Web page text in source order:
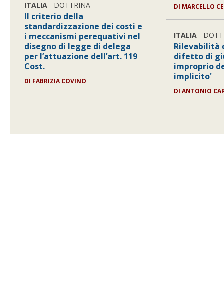
ITALIA - DOTTRINA
Il criterio della
standardizzazione dei costi e
i meccanismi perequativi nel
disegno di legge di delega
per l’attuazione dell’art. 119
Cost.
DI FABRIZIA COVINO
DI MARCELLO
ITALIA -
Rilevabilità
difetto di
improprio
implicito'
DI ANTONIO